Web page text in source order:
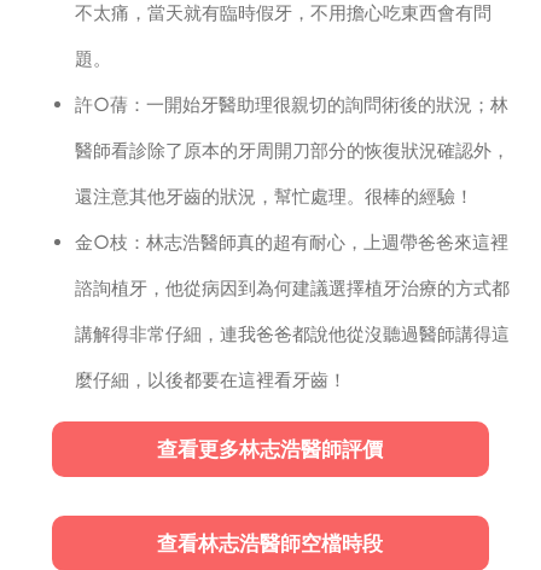
不太痛，當天就有臨時假牙，不用擔心吃東西會有問
題。
許○蒨：一開始牙醫助理很親切的詢問術後的狀況；林
醫師看診除了原本的牙周開刀部分的恢復狀況確認外，
還注意其他牙齒的狀況，幫忙處理。很棒的經驗！
金○枝：林志浩醫師真的超有耐心，上週帶爸爸來這裡
諮詢植牙，他從病因到為何建議選擇植牙治療的方式都
講解得非常仔細，連我爸爸都說他從沒聽過醫師講得這
麼仔細，以後都要在這裡看牙齒！
查看更多林志浩醫師評價
查看林志浩醫師空檔時段